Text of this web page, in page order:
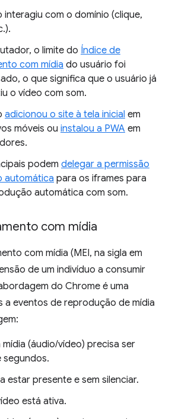
interagiu com o domínio (clique,
o limite do Índice de
com mídia do usuário foi
o que significa que o usuário já
o vídeo com som.
adicionou o site à tela inicial em
móveis ou instalou a PWA em
podem delegar a permissão
automática para os iframes para
automática com som.
com mídia
com mídia (MEI, na sigla em
de um indivíduo a consumir
do Chrome é uma
a eventos de reprodução de mídia
(áudio/vídeo) precisa ser
segundos.
estar presente e sem silenciar.
está ativa.